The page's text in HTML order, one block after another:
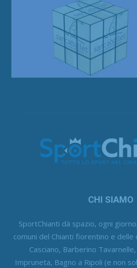
CHI SIAMO
SportChianti dà spazio, ogni
comuni del Chianti fiorentino e delle
Casciano, Barberino
Impruneta, Bagno a Ripoli (e non